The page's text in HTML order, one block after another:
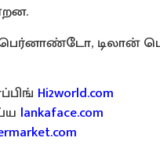
டிலான்
Hi2world.com
lankaface.com